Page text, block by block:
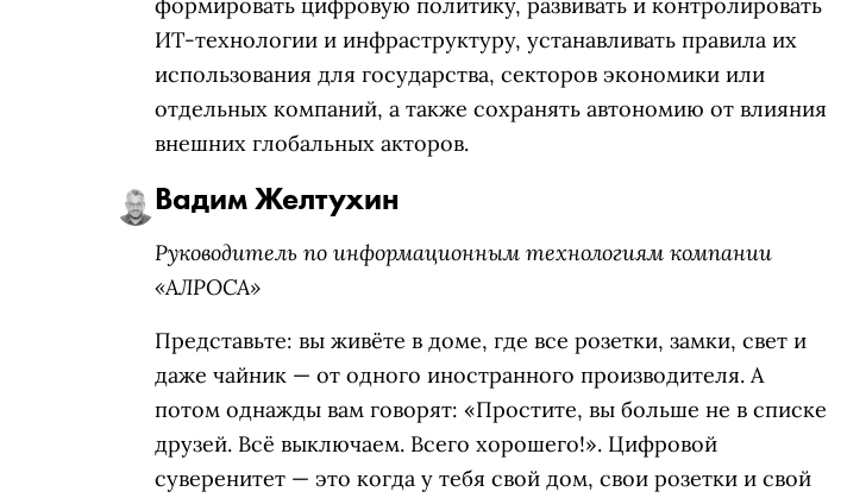
формировать цифровую политику, развивать и контролировать
ИТ-технологии и инфраструктуру, устанавливать правила их
использования для государства, секторов экономики или
отдельных компаний, а также сохранять автономию от влияния
внешних глобальных акторов.
Вадим Желтухин
Руководитель по информационным технологиям компании
«АЛРОСА»
Представьте: вы живёте в доме, где все розетки, замки, свет и
даже чайник — от одного иностранного производителя. А
потом однажды вам говорят: «Простите, вы больше не в списке
друзей. Всё выключаем. Всего хорошего!». Цифровой
суверенитет — это когда у тебя свой дом, свои розетки и свой